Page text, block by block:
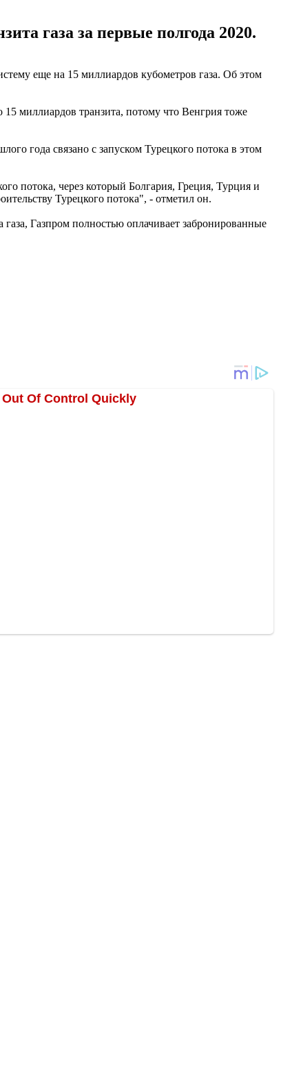
газа за первые полгода 2020.
еще на 15 миллиардов кубометров газа. Об этом
миллиардов транзита, потому что Венгрия тоже
года связано с запуском Турецкого потока в этом
потока, через который Болгария, Греция, Турция и
Турецкого потока", - отметил он.
Газпром полностью оплачивает забронированные